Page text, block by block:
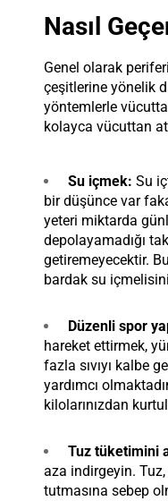
Nasıl
Genel olarak
çeşitlerine yönelik
yöntemlerle
kolayca vücuttan
Su içmek: Su
bir düşünce var
yeteri miktarda
depolayamadığı
getiremeyecektir.
bardak su
Düzenli spor
hareket ettirmek,
fazla sıvıyı kalbe
yardımcı
kilolarınızdan
Tuz tüketimini
aza indirgeyin.
tutmasına sebep